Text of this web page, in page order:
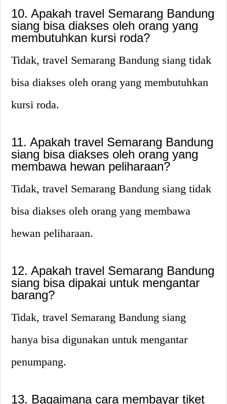
10. Apakah travel Semarang Bandung
siang bisa diakses oleh orang yang
membutuhkan kursi roda?
Tidak, travel Semarang Bandung siang tidak
bisa diakses oleh orang yang membutuhkan
kursi roda.
11. Apakah travel Semarang Bandung
siang bisa diakses oleh orang yang
membawa hewan peliharaan?
Tidak, travel Semarang Bandung siang tidak
bisa diakses oleh orang yang membawa
hewan peliharaan.
12. Apakah travel Semarang Bandung
siang bisa dipakai untuk mengantar
barang?
Tidak, travel Semarang Bandung siang
hanya bisa digunakan untuk mengantar
penumpang.
13. Bagaimana cara membayar tiket